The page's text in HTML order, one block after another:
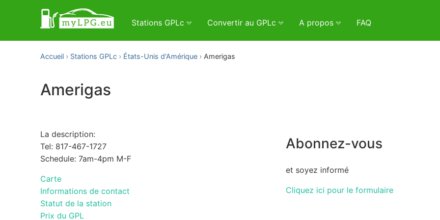
Stations GPLc Convertir au GPLc A propos FAQ
Accueil Stations GPLc États-Unis d'Amérique Amerigas
Amerigas
La description:
Tel: 817-467-1727
Schedule: 7am-4pm M-F
Carte
Informations de contact
Statut de la station
Prix du GPL
Abonnez-vous
et soyez informé
Cliquez ici pour le formulaire